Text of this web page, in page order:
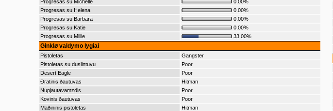
Progresas su Michelle
0.00%
Progresas su Helena
0.00%
Progresas su Barbara
0.00%
Progresas su Katie
0.00%
Progresas su Millie
33.00%
Ginklø valdymo lygiai
Pistoletas
Gangster
Pistoletas su duslintuvu
Poor
Desert Eagle
Poor
Ðratinis ðautuvas
Hitman
Nupjautavamzdis
Poor
Kovinis ðautuvas
Poor
Maðininis pistoletas
Hitman